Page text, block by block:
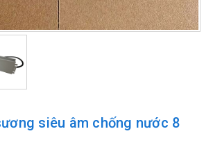
siêu âm chống nước 8